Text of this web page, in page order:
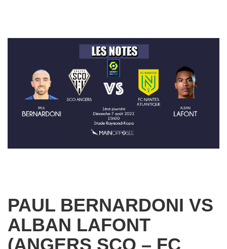
PAUL BERNARDONI VS
ALBAN LAFONT
(ANGERS SCO – FC